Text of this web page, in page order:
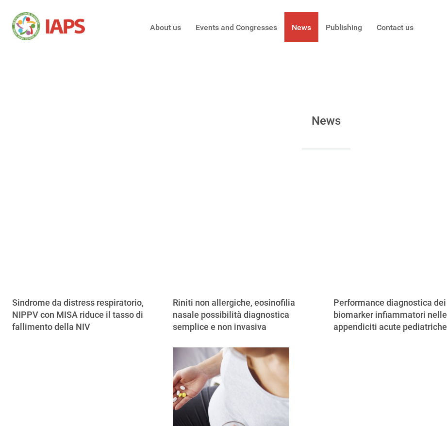
About us Events and Congresses News Publishing Contact us
News
Sindrome da distress respiratorio,
NIPPV con MISA riduce il tasso di
fallimento della NIV
Riniti non allergiche, eosinofilia
nasale possibilità diagnostica
semplice e non invasiva
Performance diagnostica dei
biomarker infiammatori nelle
appendiciti acute pediatriche